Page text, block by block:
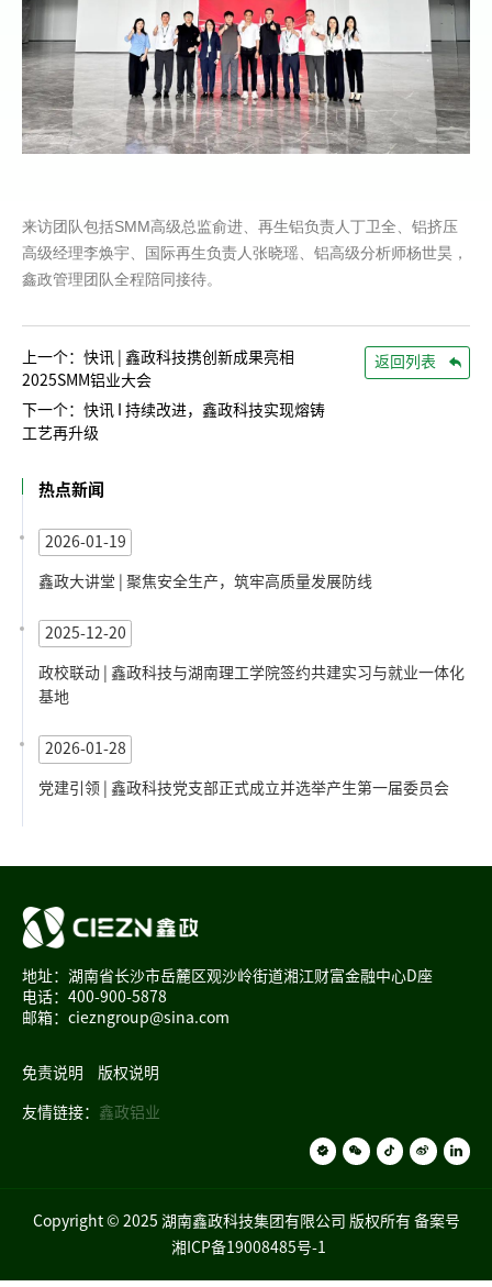
来访团队包括SMM高级总监俞进、再生铝负责人丁卫全、铝挤压
高级经理李焕宇、国际再生负责人张晓瑶、铝高级分析师杨世昊，
鑫政管理团队全程陪同接待。
上一个：快讯 | 鑫政科技携创新成果亮相
2025SMM铝业大会
下一个：快讯 I 持续改进，鑫政科技实现熔铸
工艺再升级
返回列表
热点新闻
2026-01-19
鑫政大讲堂 | 聚焦安全生产，筑牢高质量发展防线
2025-12-20
政校联动 | 鑫政科技与湖南理工学院签约共建实习与就业一体化
基地
2026-01-28
党建引领 | 鑫政科技党支部正式成立并选举产生第一届委员会
地址：湖南省长沙市岳麓区观沙岭街道湘江财富金融中心D座
电话：400-900-5878
邮箱：ciezngroup@sina.com
免责说明 版权说明
友情链接： 鑫政铝业
Copyright © 2025 湖南鑫政科技集团有限公司 版权所有 备案号
湘ICP备19008485号-1